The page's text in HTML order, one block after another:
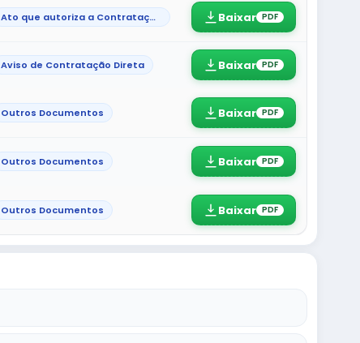
Ato que autoriza a Contratação Direta Baixar PDF
Aviso de Contratação Direta Baixar PDF
Outros Documentos Baixar PDF
Outros Documentos Baixar PDF
Outros Documentos Baixar PDF